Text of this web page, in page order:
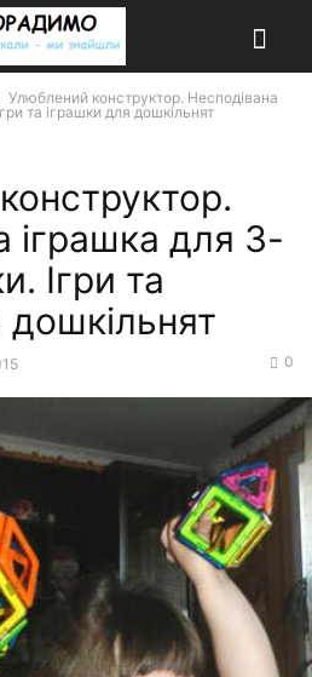
Улюблений конструктор. Несподівана
та іграшки для дошкільнят
іграшка для 3-
Ігри та
0